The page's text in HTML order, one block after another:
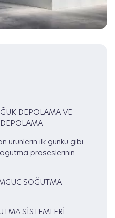
DEPOLAMA VE
ürünlerin ilk günkü gibi
proseslerinin
SOĞUTMA
SİSTEMLERİ